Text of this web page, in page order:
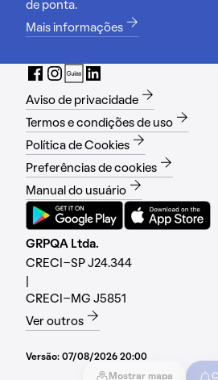
Mostrar mapa
de ponta.
Mais informações
Aviso de privacidade
Termos e condições de uso
Política de Cookies
Preferências de cookies
Manual do usuário
GRPQA Ltda.
CRECI-SP J24.344
CRECI-MG J5851
Ver outros
Versão: 07/08/2026 20:00